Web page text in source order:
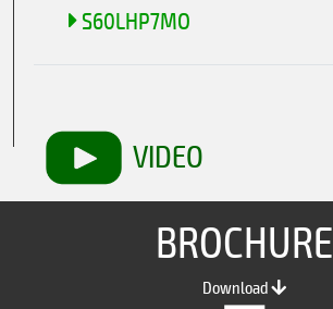
S60LHP7MO
VIDEO
BROCHURE
Download